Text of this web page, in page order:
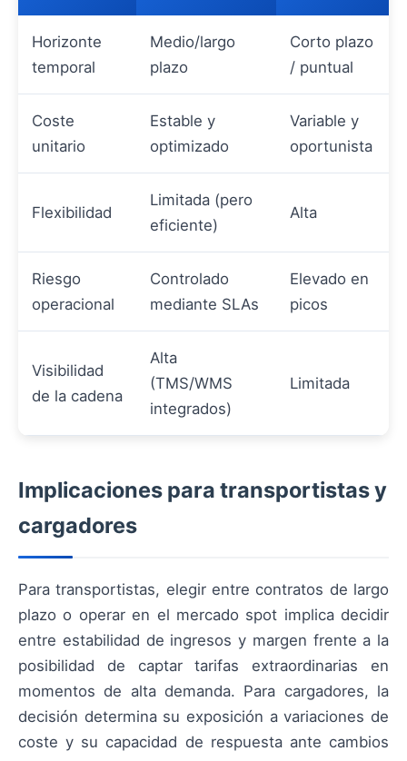
Horizonte
temporal
Medio/largo
plazo
Corto plazo
/ puntual
Coste
unitario
Estable y
optimizado
Variable y
oportunista
Flexibilidad
Limitada (pero
eficiente)
Alta
Riesgo
operacional
Controlado
mediante SLAs
Elevado en
picos
Visibilidad
de la cadena
Alta
(TMS/WMS
integrados)
Limitada
Implicaciones para transportistas y
cargadores
Para transportistas, elegir entre contratos de largo
plazo o operar en el mercado spot implica decidir
entre estabilidad de ingresos y margen frente a la
posibilidad de captar tarifas extraordinarias en
momentos de alta demanda. Para cargadores, la
decisión determina su exposición a variaciones de
coste y su capacidad de respuesta ante cambios